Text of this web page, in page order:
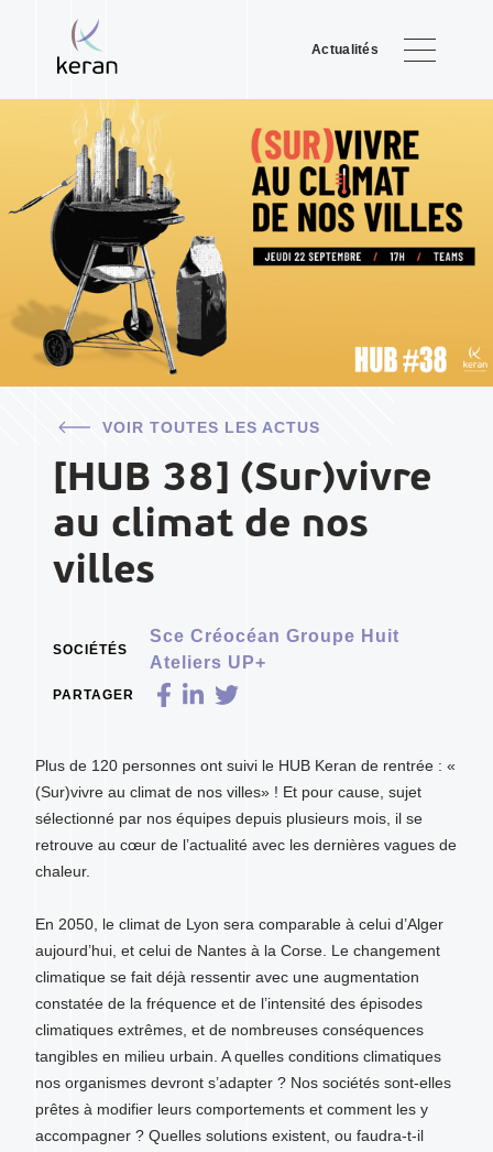
Actualités
VOIR TOUTES LES ACTUS
[HUB 38] (Sur)vivre
au climat de nos
villes
SOCIÉTÉS
Sce Créocéan Groupe Huit
Ateliers UP+
PARTAGER
Plus de 120 personnes ont suivi le HUB Keran de rentrée : «
(Sur)vivre au climat de nos villes» ! Et pour cause, sujet
sélectionné par nos équipes depuis plusieurs mois, il se
retrouve au cœur de l’actualité avec les dernières vagues de
chaleur.
En 2050, le climat de Lyon sera comparable à celui d’Alger
aujourd’hui, et celui de Nantes à la Corse. Le changement
climatique se fait déjà ressentir avec une augmentation
constatée de la fréquence et de l’intensité des épisodes
climatiques extrêmes, et de nombreuses conséquences
tangibles en milieu urbain. A quelles conditions climatiques
nos organismes devront s’adapter ? Nos sociétés sont-elles
prêtes à modifier leurs comportements et comment les y
accompagner ? Quelles solutions existent, ou faudra-t-il